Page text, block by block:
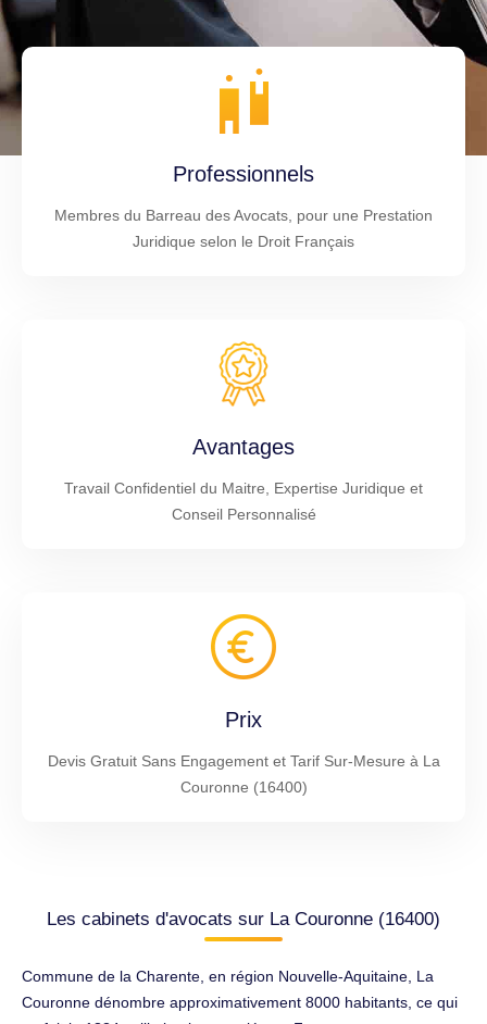
Professionnels
Membres du Barreau des Avocats, pour une Prestation
Juridique selon le Droit Français
Avantages
Travail Confidentiel du Maitre, Expertise Juridique et
Conseil Personnalisé
Prix
Devis Gratuit Sans Engagement et Tarif Sur-Mesure à La
Couronne (16400)
Les cabinets d'avocats sur La Couronne (16400)
Commune de la Charente, en région Nouvelle-Aquitaine, La
Couronne dénombre approximativement 8000 habitants, ce qui